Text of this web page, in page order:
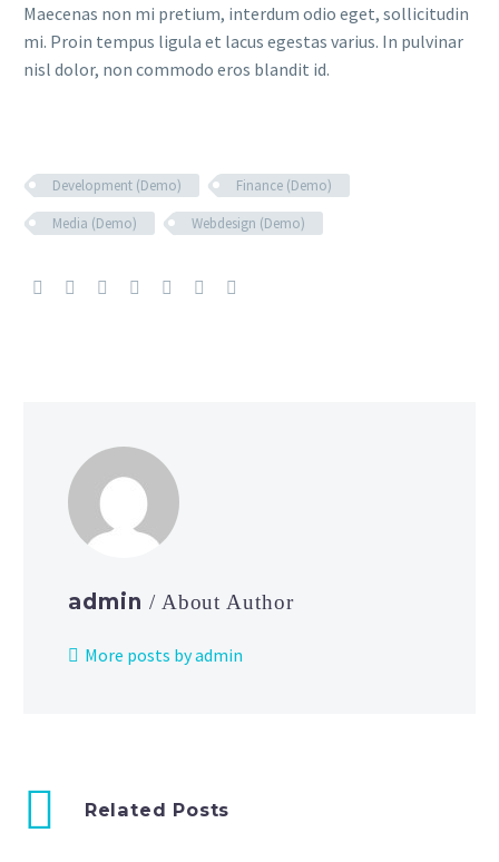
Maecenas non mi pretium, interdum odio eget, sollicitudin
mi. Proin tempus ligula et lacus egestas varius. In pulvinar
nisl dolor, non commodo eros blandit id.
Development (Demo)
Finance (Demo)
Media (Demo)
Webdesign (Demo)
admin / About Author
More posts by admin
Related Posts